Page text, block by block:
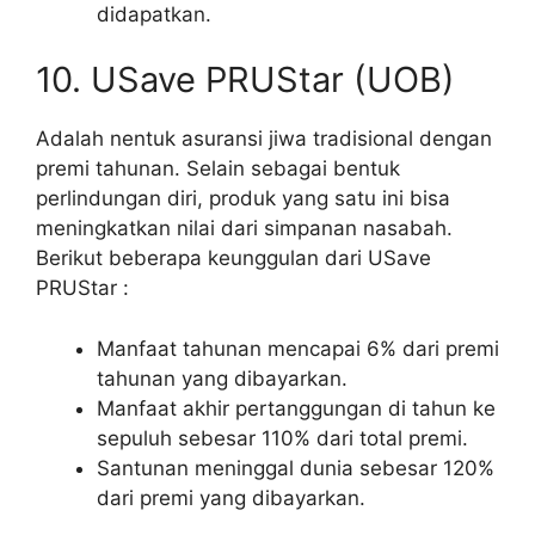
didapatkan.
10. USave PRUStar (UOB)
Adalah nentuk asuransi jiwa tradisional dengan
premi tahunan. Selain sebagai bentuk
perlindungan diri, produk yang satu ini bisa
meningkatkan nilai dari simpanan nasabah.
Berikut beberapa keunggulan dari USave
PRUStar :
Manfaat tahunan mencapai 6% dari premi
tahunan yang dibayarkan.
Manfaat akhir pertanggungan di tahun ke
sepuluh sebesar 110% dari total premi.
Santunan meninggal dunia sebesar 120%
dari premi yang dibayarkan.